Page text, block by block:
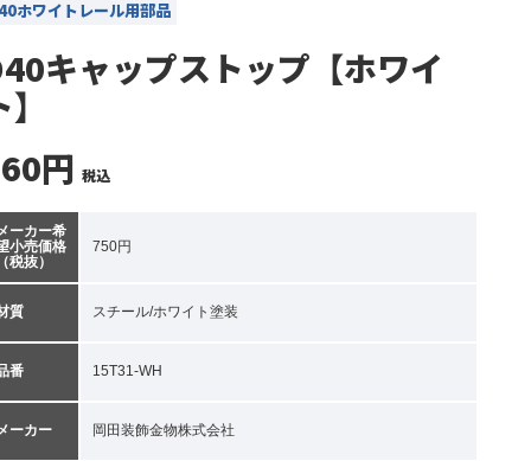
ホワイトレール用部品
キャップストップ【ホワイ
円 税込
ーカー希
小売価格
税抜）
750円
質 スチール/ホワイト塗装
番 15T31-WH
ーカー 岡田装飾金物株式会社